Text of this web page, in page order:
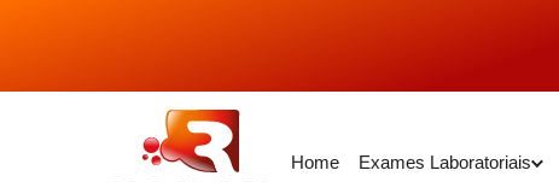
Home Exames Laboratoriais